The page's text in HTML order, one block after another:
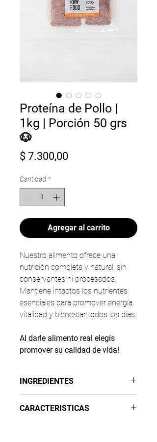
Proteína de Pollo |
1kg | Porción 50 grs
🐶
$ 7.300,00Precio
Cantidad *
Agregar al carrito
Nuestro alimento ofrece una
nutrición completa y natural, sin
conservantes ni procesados.
Mantiene intactos los nutrientes
esenciales para promover energía,
vitalidad y bienestar todos los días.
Al darle alimento real elegís
promover su calidad de vida!
INGREDIENTES
pastoril orgánico.
CARACTERISTICAS